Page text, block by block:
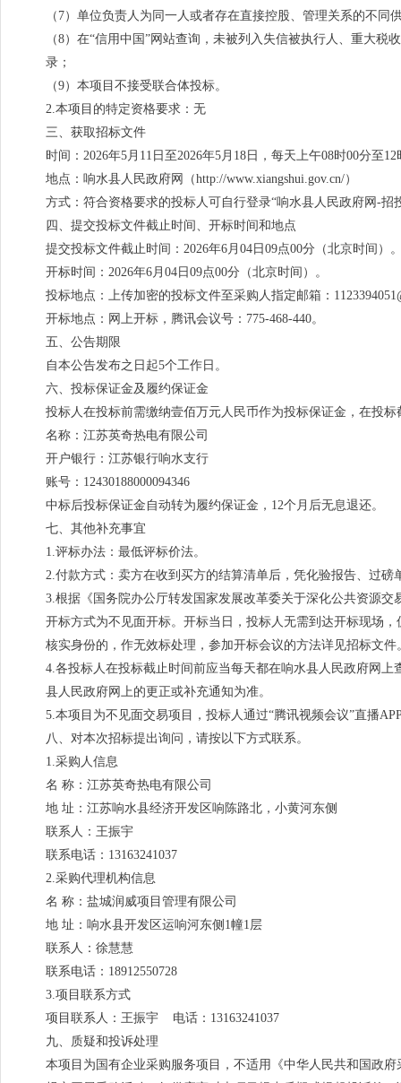
（7）单位负责人为同一人或者存在直接控股、管理关系的不
（8）在“信用中国”网站查询，未被列入失信被执行人、重大
录；
（9）本项目不接受联合体投标。
2.本项目的特定资格要求：无
三、获取招标文件
时间：2026年5月11日至2026年5月18日，每天上午08时00分至
地点：响水县人民政府网（http://www.xiangshui.gov.cn/）
方式：符合资格要求的投标人可自行登录“响水县人民政府网-招
四、提交投标文件截止时间、开标时间和地点
提交投标文件截止时间：2026年6月04日09点00分（北京时间）
开标时间：2026年6月04日09点00分（北京时间）。
投标地点：上传加密的投标文件至采购人指定邮箱：
开标地点：网上开标，腾讯会议号：775-468-440。
五、公告期限
自本公告发布之日起5个工作日。
六、投标保证金及履约保证金
投标人在投标前需缴纳壹佰万元人民币作为投标保证金，在投
名称：江苏英奇热电有限公司
开户银行：江苏银行响水支行
账号：12430188000094346
中标后投标保证金自动转为履约保证金，12个月后无息退还。
七、其他补充事宜
1.评标办法：最低评标价法。
2.付款方式：卖方在收到买方的结算清单后，凭化验报告、过
3.根据《国务院办公厅转发国家发展改革委关于深化公共资源
开标方式为不见面开标。开标当日，投标人无需到达开标现场
核实身份的，作无效标处理，参加开标会议的方法详见招标文件
4.各投标人在投标截止时间前应当每天都在响水县人民政府网
县人民政府网上的更正或补充通知为准。
5.本项目为不见面交易项目，投标人通过“腾讯视频会议”直播
八、对本次招标提出询问，请按以下方式联系。
1.采购人信息
名 称：江苏英奇热电有限公司
地 址：江苏响水县经济开发区响陈路北，小黄河东侧
联系人：王振宇
联系电话：13163241037
2.采购代理机构信息
名 称：盐城润威项目管理有限公司
地 址：响水县开发区运响河东侧1幢1层
联系人：徐慧慧
联系电话：18912550728
3.项目联系方式
项目联系人：王振宇 电话：13163241037
九、质疑和投诉处理
本项目为国有企业采购服务项目，不适用《中华人民共和国政